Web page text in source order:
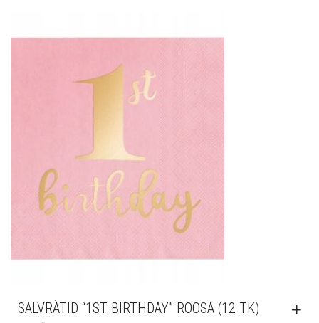
SALVRÄTID “1ST BIRTHDAY” ROOSA (12 TK)